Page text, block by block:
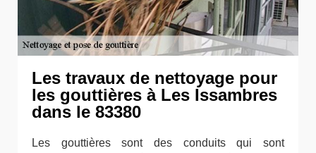
Les travaux de nettoyage pour
les gouttières à Les Issambres
dans le 83380
Les gouttières sont des conduits qui sont